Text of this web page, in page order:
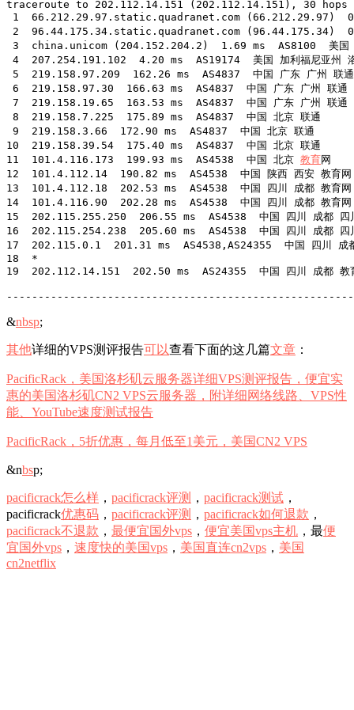
traceroute to 202.112.14.151 (202.112.14.151), 30 hops
1  66.212.29.97.static.quadranet.com (66.212.29.97)
2  96.44.175.34.static.quadranet.com (96.44.175.34)
3  china.unicom (204.152.204.2)  1.69 ms  AS8100  美国
4  207.254.191.102  4.20 ms  AS19174  美国 加利福尼亚州
5  219.158.97.209  162.26 ms  AS4837  中国 广东 广州 联通
6  219.158.97.30  166.63 ms  AS4837  中国 广东 广州 联通
7  219.158.19.65  163.53 ms  AS4837  中国 广东 广州 联通
8  219.158.7.225  175.89 ms  AS4837  中国 北京 联通
9  219.158.3.66  172.90 ms  AS4837  中国 北京 联通
10  219.158.39.54  175.40 ms  AS4837  中国 北京 联通
11  101.4.116.173  199.93 ms  AS4538  中国 北京 教育网
12  101.4.112.14  190.82 ms  AS4538  中国 陕西 西安 教育网
13  101.4.112.18  202.53 ms  AS4538  中国 四川 成都 教育网
14  101.4.116.90  202.28 ms  AS4538  中国 四川 成都 教育网
15  202.115.255.250  206.55 ms  AS4538  中国 四川 成都 四川
16  202.115.254.238  205.60 ms  AS4538  中国 四川 成都 四川
17  202.115.0.1  201.31 ms  AS4538,AS24355  中国 四川 成都
18  *
19  202.112.14.151  202.50 ms  AS24355  中国 四川 成都 教
&nbsp;
其他详细的VPS测评报告可以查看下面的这几篇文章 ：
PacificRack，美国洛杉矶云服务器详细VPS测评报告，便宜实
惠的美国洛杉矶CN2 VPS云服务器，附详细网络线路、VPS性
能、YouTube速度测试报告
PacificRack，5折优惠，每月低至1美元，美国CN2 VPS
&nbsp;
pacificrack怎么样 ， pacificrack评测 ， pacificrack测试 ，
pacificrack优惠码 ， pacificrack评测 ， pacificrack如何退款 ，
pacificrack不退款 ， 最便宜国外vps ， 便宜美国vps主机 ，最便
宜国外vps ， 速度快的美国vps ， 美国直连cn2vps ， 美国
cn2netflix